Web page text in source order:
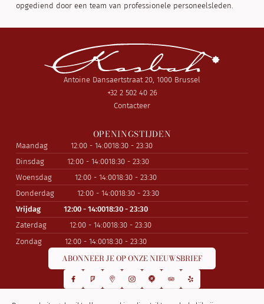
opgediend door een team van professionele personeelsleden.
Antoine Dansaertstraat 20, 1000 Brussel
+32 2 502 40 26
Contacteer
OPENINGSTIJDEN
Maandag 12:00 - 14:0018:30 - 23:30
Dinsdag
12:00 - 14:0018:30 - 23:30
Woensdag
12:00 - 14:0018:30 - 23:30
Donderdag
12:00 - 14:0018:30 - 23:30
Vrijdag
12:00 - 14:0018:30 - 23:30
Zaterdag
12:00 - 14:0018:30 - 23:30
Zondag
12:00 - 14:0018:30 - 23:30
ABONNEER JE OP ONZE NIEUWSBRIEF